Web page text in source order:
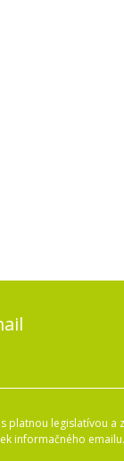
legislatívou
informačného emailu.